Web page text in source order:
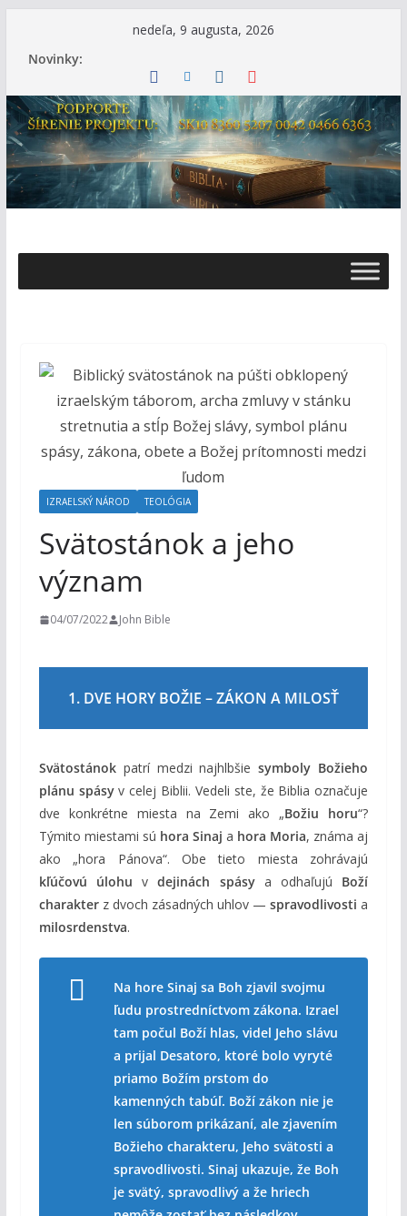
nedeľa, 9 augusta, 2026
Novinky:
s
B
o
h
o
IZRAELSKÝ NÁROD TEOLÓGIA
Svätostánok a jeho
význam
04/07/2022 John Bible
1. DVE HORY BOŽIE – ZÁKON A MILOSŤ
Svätostánokpatrí medzi najhlbšiesymboly Božieho
plánu spásyv celej Biblii. Vedeli ste, že Biblia označuje
dve konkrétne miesta na Zemi ako „Božiu horu“?
Týmito miestami sú hora Sinaj a hora Moria, známa aj
ako „hora Pánova“. Obe tieto miesta zohrávajú
kľúčovú úlohu vdejinách spásya odhaľujú Boží
charakterz dvoch zásadných uhlov —spravodlivosti a
milosrdenstva.
Na hore Sinaj sa Boh zjavil svojmu
ľudu prostredníctvom zákona. Izrael
tam počul Boží hlas, videl Jeho slávu
a prijal Desatoro, ktoré bolo vyryté
priamo Božím prstom do
kamenných tabúľ. Boží zákon nie je
len súborom prikázaní, ale zjavením
Božieho charakteru, Jeho svätosti a
spravodlivosti. Sinaj ukazuje, že Boh
je svätý, spravodlivý a že hriech